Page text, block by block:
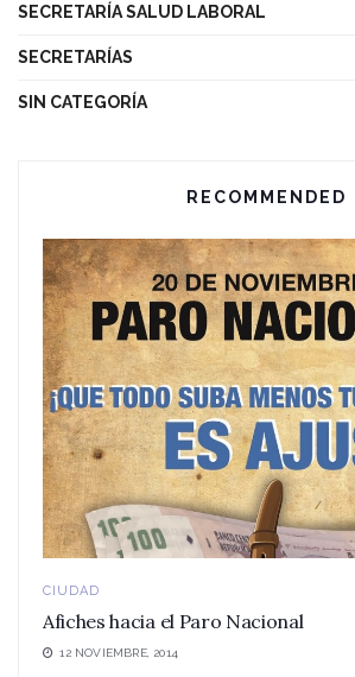
SECRETARÍA SALUD LABORAL
SECRETARÍAS
SIN CATEGORÍA
RECOMMENDED
CIUDAD
Afiches hacia el Paro Nacional
12 NOVIEMBRE, 2014